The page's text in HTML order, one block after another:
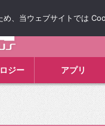
ジー アプリ
、当ウェブサイトでは